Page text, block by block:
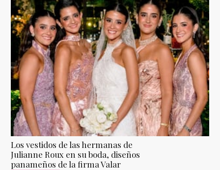
Los vestidos de las hermanas de
Julianne Roux en su boda, diseños
panameños de la firma Valar